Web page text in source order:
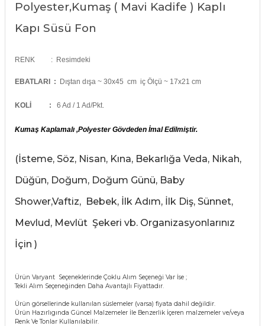
Polyester,Kumaş ( Mavi Kadife ) Kaplı
Kapı Süsü Fon
RENK : Resimdeki
EBATLARI : Dıştan dışa ~ 30x45 cm iç Ölçü ~ 17x21 cm
KOLİ : 6 Ad / 1 Ad/Pkt.
Kumaş Kaplamalı ,Polyester Gövdeden İmal Edilmiştir.
(İsteme, Söz, Nisan, Kına, Bekarlığa Veda, Nikah,
Düğün, Doğum, Doğum Günü, Baby
Shower,Vaftiz, Bebek, İlk Adım, İlk Diş, Sünnet,
Mevlud, Mevlüt Şekeri vb. Organizasyonlarınız
İçin )
Ürün Varyant Seçeneklerinde Çoklu Alım Seçeneği Var İse ;
Tekli Alım Seçeneğinden Daha Avantajlı Fiyattadır.
Ürün görsellerinde kullanılan süslemeler (varsa) fiyata dahil değildir.
Ürün Hazırlıgında Güncel Malzemeler İle Benzerlik İçeren malzemeler ve/veya
Renk Ve Tonlar Kullanılabilir.